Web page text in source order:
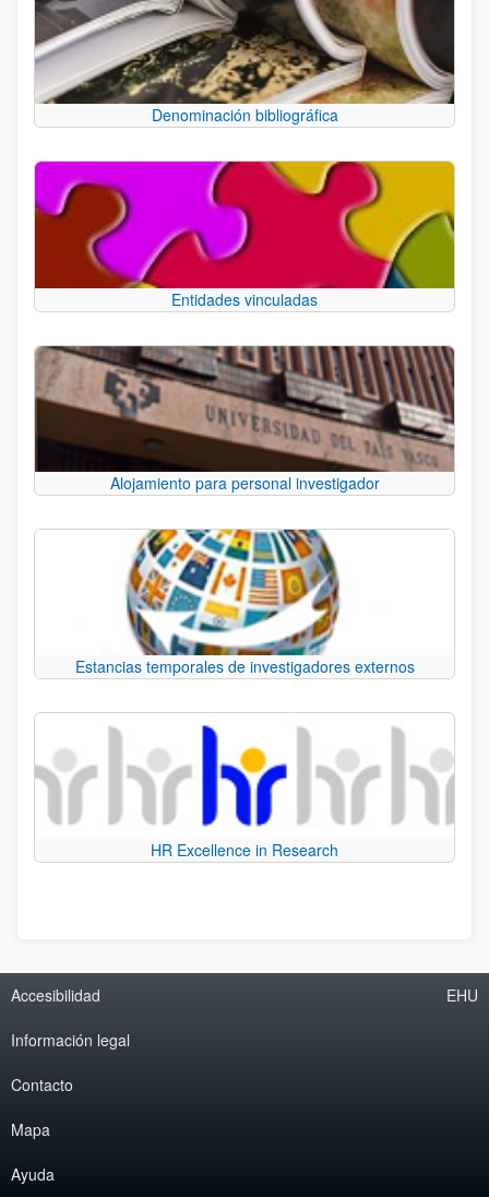
Denominación bibliográfica
Entidades vinculadas
Alojamiento para personal investigador
Estancias temporales de investigadores externos
HR Excellence in Research
Accesibilidad
Información legal
Contacto
Mapa
Ayuda
EHU